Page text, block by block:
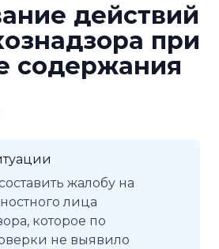
право
Уголовное
право
Бизнес
действий
при
содержания
жалобу на
лица
которое по
не выявило